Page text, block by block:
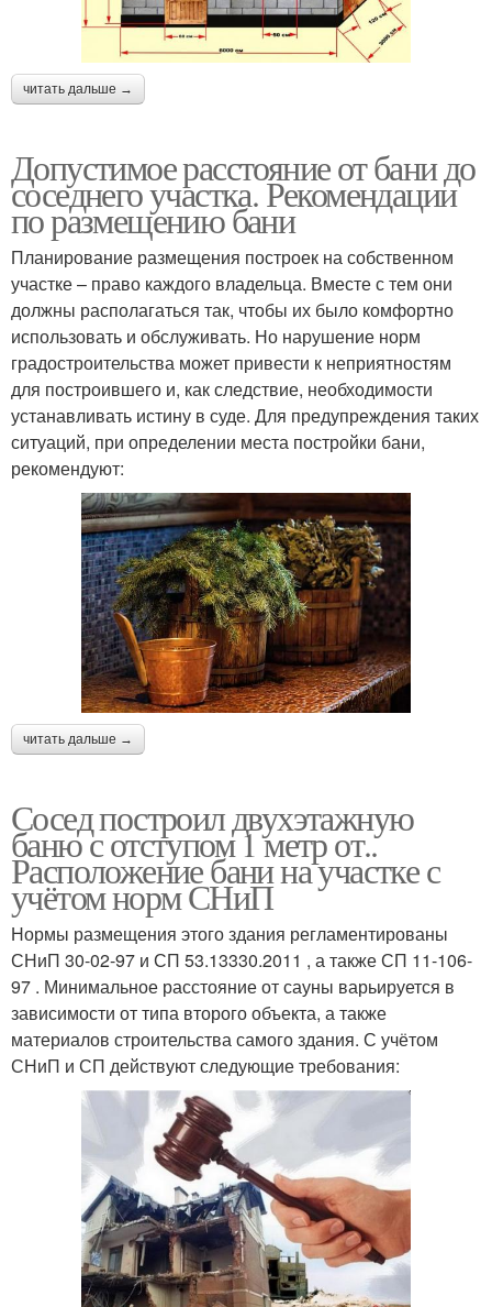
читать дальше →
Допустимое расстояние от бани до
соседнего участка. Рекомендации
по размещению бани
Планирование размещения построек на собственном
участке – право каждого владельца. Вместе с тем они
должны располагаться так, чтобы их было комфортно
использовать и обслуживать. Но нарушение норм
градостроительства может привести к неприятностям
для построившего и, как следствие, необходимости
устанавливать истину в суде. Для предупреждения таких
ситуаций, при определении места постройки бани,
рекомендуют:
читать дальше →
Сосед построил двухэтажную
баню с отступом 1 метр от..
Расположение бани на участке с
учётом норм СНиП
Нормы размещения этого здания регламентированы
СНиП 30-02-97 и СП 53.13330.2011 , а также СП 11-106-
97 . Минимальное расстояние от сауны варьируется в
зависимости от типа второго объекта, а также
материалов строительства самого здания. С учётом
СНиП и СП действуют следующие требования: